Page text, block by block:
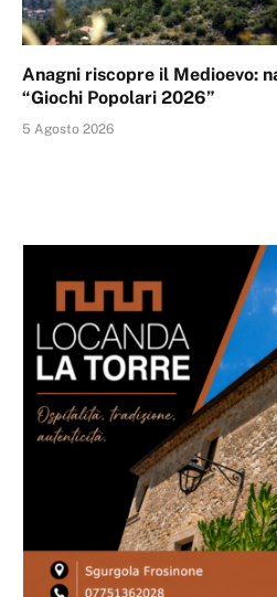
Anagni riscopre il Medioevo:
“Giochi Popolari 2026”
5 Agosto 2026